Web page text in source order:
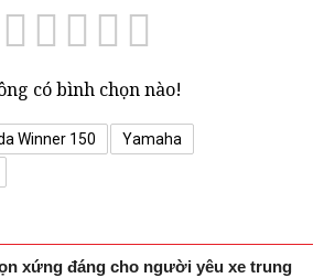
có bình chọn nào!
Winner 150
Yamaha
xứng đáng cho người yêu xe trung